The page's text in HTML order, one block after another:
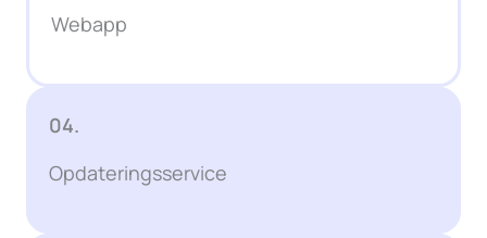
Webapp
04.
Opdateringsservice